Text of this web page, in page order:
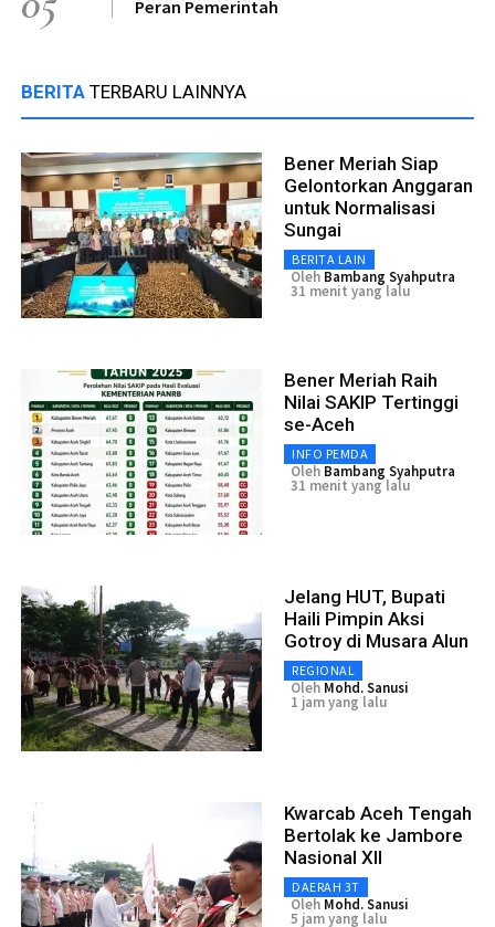
Peran Pemerintah
BERITA TERBARU LAINNYA
Bener Meriah Siap
Gelontorkan Anggaran
untuk Normalisasi
Sungai
BERITA LAIN
Oleh Bambang Syahputra
31 menit yang lalu
Bener Meriah Raih
Nilai SAKIP Tertinggi
se-Aceh
INFO PEMDA
Oleh Bambang Syahputra
31 menit yang lalu
Jelang HUT, Bupati
Haili Pimpin Aksi
Gotroy di Musara Alun
REGIONAL
Oleh Mohd. Sanusi
1 jam yang lalu
Kwarcab Aceh Tengah
Bertolak ke Jambore
Nasional XII
DAERAH 3T
Oleh Mohd. Sanusi
5 jam yang lalu